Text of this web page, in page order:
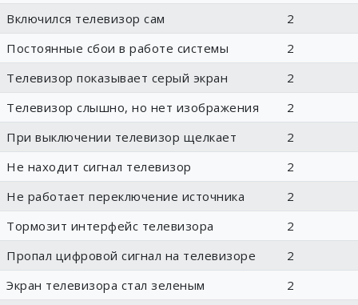
Включился телевизор сам
2
Постоянные сбои в работе системы
2
Телевизор показывает серый экран
2
Телевизор слышно, но нет изображения
2
При выключении телевизор щелкает
2
Не находит сигнал телевизор
2
Не работает переключение источника
2
Тормозит интерфейс телевизора
2
Пропал цифровой сигнал на телевизоре
2
Экран телевизора стал зеленым
2